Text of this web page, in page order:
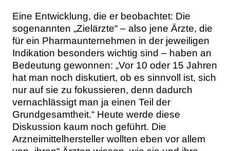
Eine Entwicklung, die er beobachtet: Die
sogenannten „Zielärzte“ – also jene Ärzte, die
für ein Pharmaunternehmen in der jeweiligen
Indikation besonders wichtig sind – haben an
Bedeutung gewonnen: „Vor 10 oder 15 Jahren
hat man noch diskutiert, ob es sinnvoll ist, sich
nur auf sie zu fokussieren, denn dadurch
vernachlässigt man ja einen Teil der
Grundgesamtheit.“ Heute werde diese
Diskussion kaum noch geführt. Die
Arzneimittelhersteller wollten eben vor allem